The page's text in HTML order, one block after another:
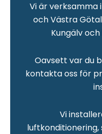
Vi är verksamma
och Västra
Kungälv
Oavsett var du
kontakta oss för
Vi